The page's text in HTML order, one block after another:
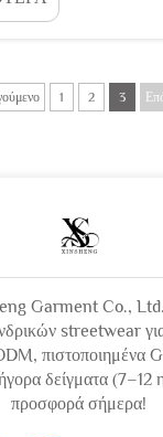
σας σε προϊόντα
1 2 3
Garment Co., Ltd.
streetwear
πιστοποιημένα
δείγματα (7–12
προσφορά σήμερα!